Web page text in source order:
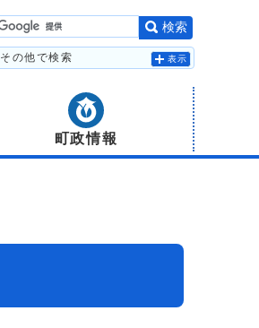
検索
その他で検索 表示
町政情報